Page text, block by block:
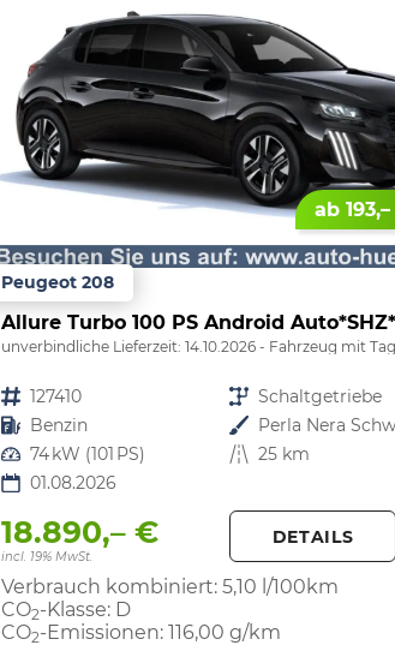
ab
Peugeot 208
unverbindliche Lieferzeit: 14.10.2026 Fahrzeug mit
Fahrzeugnr. 127410 Getriebe Schaltgetriebe
Kraftstoff Benzin Außenfarbe
Leistung 74 kW (101 PS) Kilometerstand 25 km
01.08.2026
18.890,– €
incl. 19% MwSt.
DETAILS
Verbrauch kombiniert: 5,10 l/100km
CO2-Klasse: D
CO2-Emissionen: 116,00 g/km